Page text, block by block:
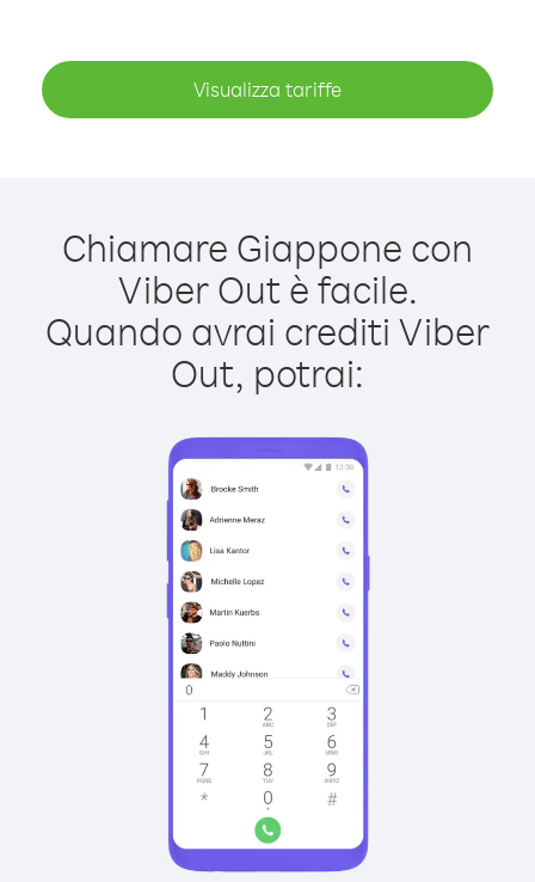
Visualizza tariffe
Chiamare Giappone con
Viber Out è facile.
Quando avrai crediti Viber
Out, potrai: